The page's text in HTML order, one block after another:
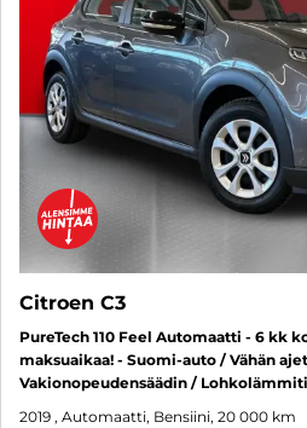
Citroen C3
PureTech 110 Feel Automaatti - 6 kk
maksuaikaa! - Suomi-auto / Vähän
Vakionopeudensäädin /
2019 , Automaatti, Bensiini, 20 000 km